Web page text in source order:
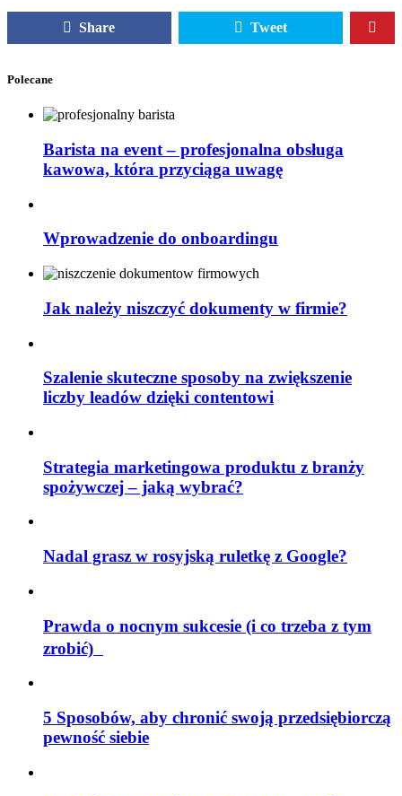
Share Tweet
Polecane
Barista na event – profesjonalna obsługa
kawowa, która przyciąga uwagę
Wprowadzenie do onboardingu
Jak należy niszczyć dokumenty w firmie?
Szalenie skuteczne sposoby na zwiększenie
liczby leadów dzięki contentowi
Strategia marketingowa produktu z branży
spożywczej – jaką wybrać?
Nadal grasz w rosyjską ruletkę z Google?
Prawda o nocnym sukcesie (i co trzeba z tym
zrobić)
5 Sposobów, aby chronić swoją przedsiębiorczą
pewność siebie